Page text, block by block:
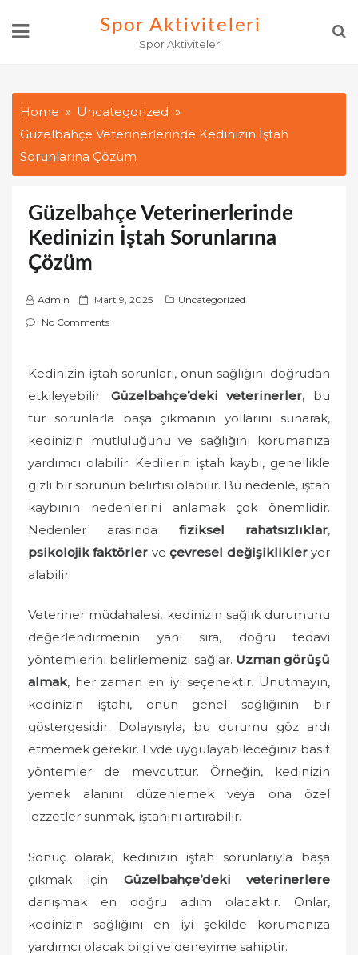
Spor Aktiviteleri
Spor Aktiviteleri
Home
Uncategorized
Güzelbahçe Veterinerlerinde Kedinizin İştah
Sorunlarına Çözüm
Güzelbahçe Veterinerlerinde
Kedinizin İştah Sorunlarına
Çözüm
Admin
P
o
e
d
o
Mart 9, 2025
Uncategorized
No Comments
Kedinizin iştah sorunları, onun sağlığını doğrudan
etkileyebilir. Güzelbahçe’deki veterinerler, bu
tür sorunlarla başa çıkmanın yollarını sunarak,
kedinizin mutluluğunu ve sağlığını korumanıza
yardımcı olabilir. Kedilerin iştah kaybı, genellikle
gizli bir sorunun belirtisi olabilir. Bu nedenle, iştah
kaybının nedenlerini anlamak çok önemlidir.
Nedenler arasında fiziksel rahatsızlıklar,
psikolojik faktörler veçevresel değişiklikleryer
alabilir.
Veteriner müdahalesi, kedinizin sağlık durumunu
değerlendirmenin yanı sıra, doğru tedavi
yöntemlerini belirlemenizi sağlar. Uzman görüşü
almak, her zaman en iyi seçenektir. Unutmayın,
kedinizin iştahı, onun genel sağlığının bir
göstergesidir. Dolayısıyla, bu durumu göz ardı
etmemek gerekir. Evde uygulayabileceğiniz basit
yöntemler de mevcuttur. Örneğin, kedinizin
yemek alanını düzenlemek veya ona özel
lezzetler sunmak, iştahını artırabilir.
Sonuç olarak, kedinizin iştah sorunlarıyla başa
çıkmak için Güzelbahçe’deki veterinerlere
danışmak en doğru adım olacaktır. Onlar,
kedinizin sağlığını en iyi şekilde korumanıza
yardımcı olacak bilgi ve deneyime sahiptir.